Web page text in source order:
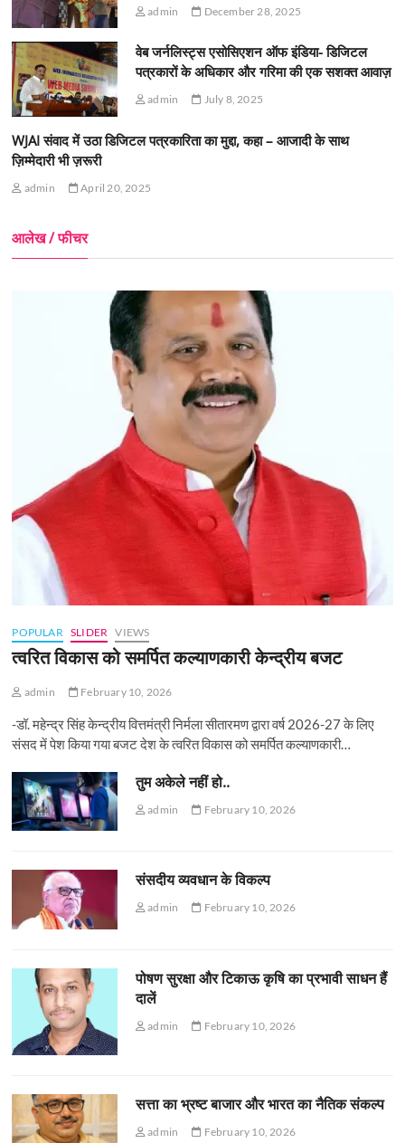
admin December 28, 2025
वेब जर्नलिस्ट्स एसोसिएशन ऑफ इंडिया- डिजिटल
पत्रकारों के अधिकार और गरिमा की एक सशक्त आवाज़
admin July 8, 2025
WJAI संवाद में उठा डिजिटल पत्रकारिता का मुद्दा, कहा – आजादी के साथ
ज़िम्मेदारी भी ज़रूरी
admin April 20, 2025
आलेख / फीचर
POPULAR SLIDER VIEWS
त्वरित विकास को समर्पित कल्याणकारी केन्‍द्रीय बजट
admin February 10, 2026
-डॉ. महेन्द्र सिंह केन्द्रीय वित्तमंत्री निर्मला सीतारमण द्वारा वर्ष 2026-27 के लिए
संसद में पेश किया गया बजट देश के त्वरित विकास को समर्पित कल्याणकारी…
तुम अकेले नहीं हो..
admin February 10, 2026
संसदीय व्यवधान के विकल्प
admin February 10, 2026
पोषण सुरक्षा और टिकाऊ कृषि का प्रभावी साधन हैं
दालें
admin February 10, 2026
सत्ता का भ्रष्ट बाजार और भारत का नैतिक संकल्प
admin February 10, 2026